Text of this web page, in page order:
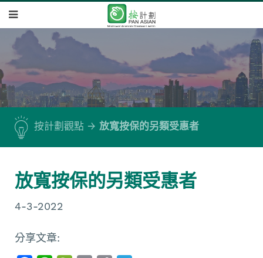
按計劃觀點 放寬按保的另類受惠者
放寬按保的另類受惠者
4-3-2022
分享文章: